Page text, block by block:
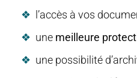
l’accès à vos
une meilleure
une possibilité